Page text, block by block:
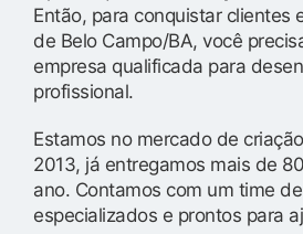
Então, para conquistar clientes
de Belo Campo/BA, você
empresa qualificada para
profissional.
Estamos no mercado de
2013, já entregamos mais de
ano. Contamos com um time
especializados e prontos para